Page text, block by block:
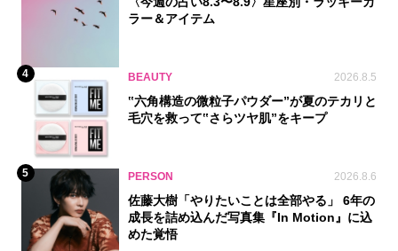
ラー＆アイテム
4 BEAUTY 2026.8.5
‟六角構造の微粒子パウダー”が夏のテカリと
毛穴を救って‟さらツヤ肌”をキープ
5 PERSON 2026.8.6
佐藤大樹「やりたいことは全部やる」 6年の
成長を詰め込んだ写真集『In Motion』に込
めた覚悟